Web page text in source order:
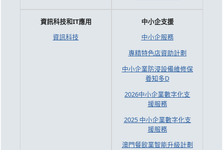
資訊科技和IT應用
資訊科技
中小企支援
中小企服務
專精特色店資助計劃
中小企業防浸設備維修保
養知多D
2026中小企業數字化支
援服務
2025 中小企業數字化支
援服務
澳門餐飲業智能升級計劃